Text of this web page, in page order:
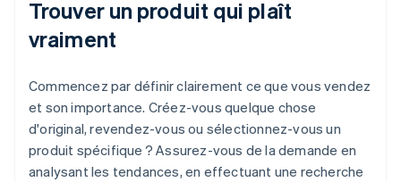
Trouver un produit qui plaît
vraiment
Commencez par définir clairement ce que vous vendez
et son importance. Créez-vous quelque chose
d'original, revendez-vous ou sélectionnez-vous un
produit spécifique ? Assurez-vous de la demande en
analysant les tendances, en effectuant une recherche